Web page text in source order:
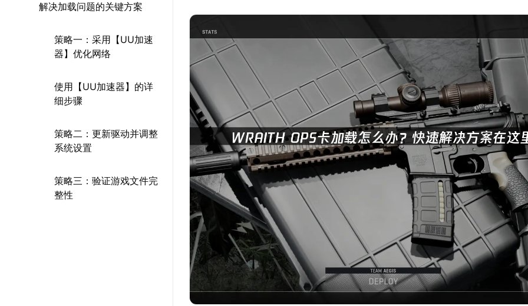
解决加载问题的关键方案
策略一：采用【UU加速
器】优化网络
使用【UU加速器】的详
细步骤
策略二：更新驱动并调整
系统设置
策略三：验证游戏文件完
整性